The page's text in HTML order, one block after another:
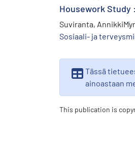
Housework Study
Suviranta, Annikki
Sosiaali- ja
Tässä
ainoastaan
This publication is